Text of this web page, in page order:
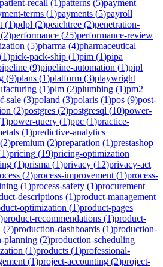
patient-recall (1)patterns (5)payment
terms (1)payments (5)payroll
(1)pdpl (2)peachtree (2)penetration-
(2)performance (25)performance-review
(5)pharma (4)pharmaceutical
(1)pick-pack-ship (1)pim (1)pipa
(9)pipeline-automation (1)pipl
(9)plans (1)platform (3)playwright
(1)plm (2)plumbing (1)pm2
sale (3)poland (3)polaris (1)pos (9)post-
(2)postgres (2)postgresql (10)power-
1)power-query (1)ppc (1)practice-
(1)predictive-analytics
(2)premium (2)preparation (1)prestashop
1)pricing (19)pricing-optimization
(1)prisma (1)privacy (12)privacy-act
(2)process-improvement (1)process-
(1)process-safety (1)procurement
descriptions (1)product-management
optimization (1)product-pages
)product-recommendations (1)product-
(7)production-dashboards (1)production-
planning (2)production-scheduling
(1)products (1)professional-
(1)project-accounting (2)project-